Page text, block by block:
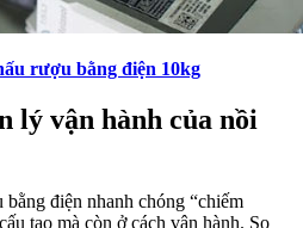
rượu bằng điện 10kg
lý vận hành của nồi
điện nhanh chóng “chiếm
tạo mà còn ở cách vận hành. So